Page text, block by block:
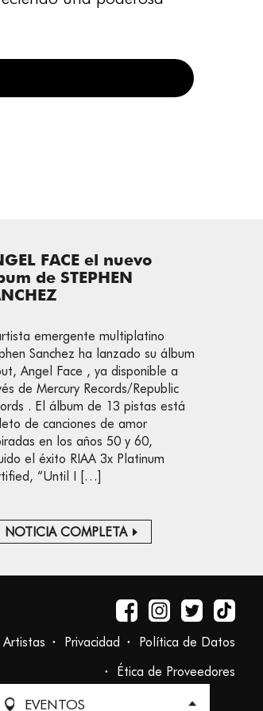
FACE el nuevo
de STEPHEN
emergente multiplatino
Sanchez ha lanzado su álbum
Angel Face , ya disponible a
de Mercury Records/Republic
. El álbum de 13 pistas está
de canciones de amor
en los años 50 y 60,
el éxito RIAA 3x Platinum
“Until I […]
NOTICIA COMPLETA
EVENTOS
Artistas Privacidad
Política de Datos
Ética de Proveedores